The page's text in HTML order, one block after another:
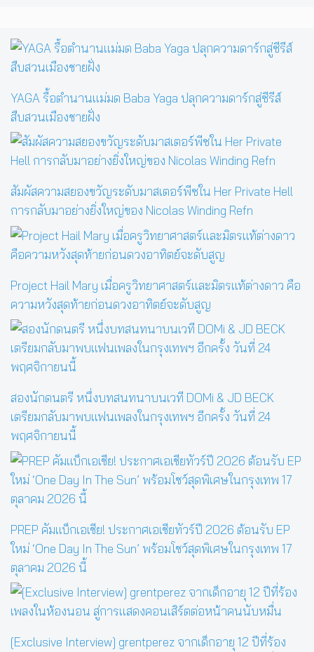
YAGA รื้อตำนานแม่มด Baba Yaga ปลุกความดาร์กสู่ซีรีส์
สืบสวนเมืองชายฝั่ง
สัมผัสความสยองขวัญระดับมาสเตอร์พีซใน Her Private Hell
การกลับมาอย่างยิ่งใหญ่ของ Nicolas Winding Refn
Project Hail Mary เมื่อครูวิทยาศาสตร์และมิตรแท้ต่างดาว คือ
ความหวังสุดท้ายก่อนดวงอาทิตย์จะดับสูญ
สองนักดนตรี หนึ่งบทสนทนาบนเวที DOMi & JD BECK
เตรียมกลับมาพบแฟนเพลงในกรุงเทพฯ อีกครั้ง วันที่ 24
พฤศจิกายนนี้
PREP คัมแบ็กเอเชีย! ประกาศเอเชียทัวร์ปี 2026 ต้อนรับ EP
ใหม่ ‘One Day In The Sun’ พร้อมโชว์สุดพิเศษในกรุงเทพ 17
ตุลาคม 2026 นี้
[Exclusive Interview] grentperez จากเด็กอายุ 12 ปีที่ร้อง